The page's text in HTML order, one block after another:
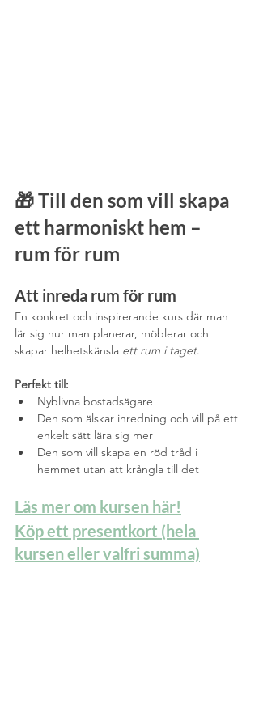
🎁 Till den som vill skapa
ett harmoniskt hem –
rum för rum
Att inreda rum för rum
En konkret och inspirerande kurs där man
lär sig hur man planerar, möblerar och
skapar helhetskänsla ett rum i taget.
Perfekt till:
Nyblivna bostadsägare
Den som älskar inredning och vill på ett
enkelt sätt lära sig mer
Den som vill skapa en röd tråd i
hemmet utan att krångla till det
Läs mer om kursen här!
Köp ett presentkort (hela
kursen eller valfri summa)